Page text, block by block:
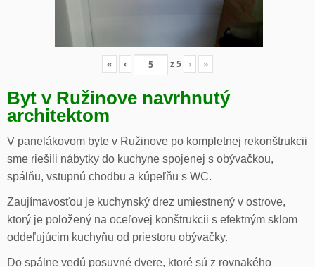
« ‹ z5 › »
Byt v Ružinove navrhnutý
architektom
V panelákovom byte v Ružinove po kompletnej rekonštrukcii
sme riešili nábytky do kuchyne spojenej s obývačkou,
spálňu, vstupnú chodbu a kúpeľňu s WC.
Zaujímavosťou je kuchynský drez umiestnený v ostrove,
ktorý je položený na oceľovej konštrukcii s efektným sklom
oddeľujúcim kuchyňu od priestoru obývačky.
Do spálne vedú posuvné dvere, ktoré sú z rovnakého